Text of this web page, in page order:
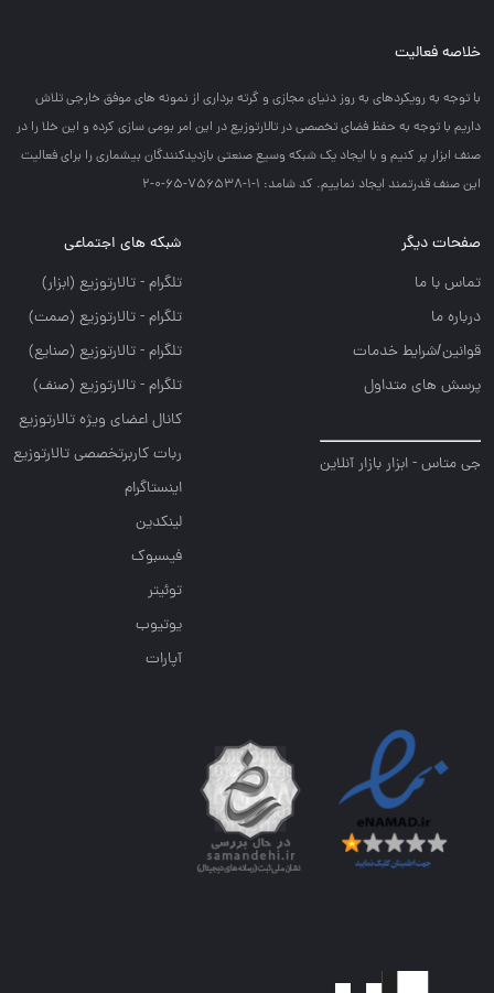
خلاصه فعالیت
با توجه به رويكردهاي به روز دنياي مجازي و گرته برداري از نمونه هاي موفق خارجي تلاش
داريم با توجه به حفظ فضاي تخصصي در تالارتوزيع در اين امر بومي سازي كرده و اين خلا را در
صنف ابزار پر كنيم و با ايجاد يك شبكه وسيع صنعتي بازديدكنندگان بيشماري را براي فعاليت
اين صنف قدرتمند ايجاد نماييم. کد شامد: 1-1-756538-65-0-2
صفحات دیگر
تماس با ما
درباره ما
قوانین/شرایط خدمات
پرسش های متداول
جی متاس - ابزار بازار آنلاین
شبکه های اجتماعی
تلگرام - تالارتوزيع (ابزار)
تلگرام - تالارتوزيع (صمت)
تلگرام - تالارتوزيع (صنايع)
تلگرام - تالارتوزیع (صنف)
کانال اعضای ویژه تالارتوزیع
ربات کاربرتخصصی تالارتوزیع
اینستاگرام
لینکدین
فیسبوک
توئیتر
یوتیوب
آپارات